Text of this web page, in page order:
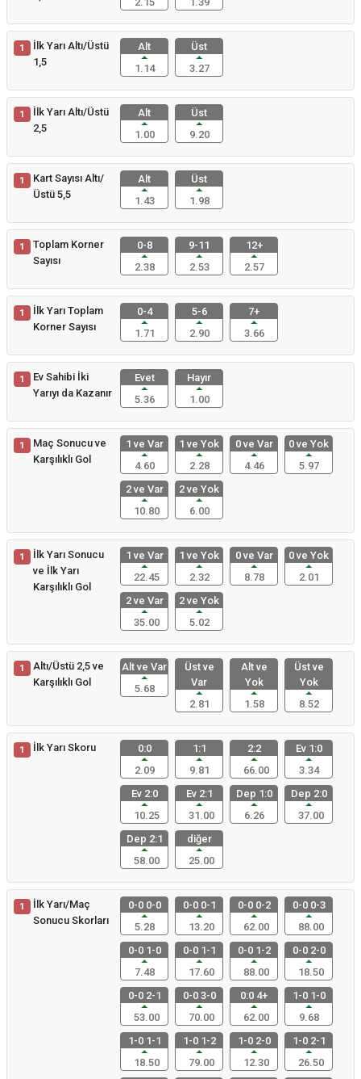
1
İlk Yarı Altı/Üstü
1,5
Alt
1.14
Üst
3.27
1
İlk Yarı Altı/Üstü
2,5
Alt
1.00
Üst
9.20
1
Kart Sayısı Altı/
Üstü 5,5
Alt
1.43
Üst
1.98
1
Toplam Korner
Sayısı
0-8
2.38
9-11
2.53
12+
2.57
1
İlk Yarı Toplam
Korner Sayısı
0-4
1.71
5-6
2.90
7+
3.66
1
Ev Sahibi İki
Yarıyı da Kazanır
Evet
5.36
Hayır
1.00
1
Maç Sonucu ve
Karşılıklı Gol
1 ve Var
4.60
1 ve Yok
2.28
0 ve Var
4.46
0 ve Yok
5.97
2 ve Var
10.80
2 ve Yok
6.00
1
İlk Yarı Sonucu
ve İlk Yarı
Karşılıklı Gol
1 ve Var
22.45
1 ve Yok
2.32
0 ve Var
8.78
0 ve Yok
2.01
2 ve Var
35.00
2 ve Yok
5.02
1
Altı/Üstü 2,5 ve
Karşılıklı Gol
Alt ve Var
5.68
Üst ve
Var
2.81
Alt ve
Yok
1.58
Üst ve
Yok
8.52
1 İlk Yarı Skoru
0:0
2.09
1:1
9.81
2:2
66.00
Ev 1:0
3.34
Ev 2:0
10.25
Ev 2:1
31.00
Dep 1:0
6.26
Dep 2:0
37.00
Dep 2:1
58.00
diğer
25.00
1
İlk Yarı/Maç
Sonucu Skorları
0-0 0-0
5.28
0-0 0-1
13.20
0-0 0-2
62.00
0-0 0-3
88.00
0-0 1-0
7.48
0-0 1-1
17.60
0-0 1-2
88.00
0-0 2-0
18.50
0-0 2-1
53.00
0-0 3-0
70.00
0:0 4+
62.00
1-0 1-0
9.68
1-0 1-1
18.50
1-0 1-2
79.00
1-0 2-0
12.30
1-0 2-1
26.50